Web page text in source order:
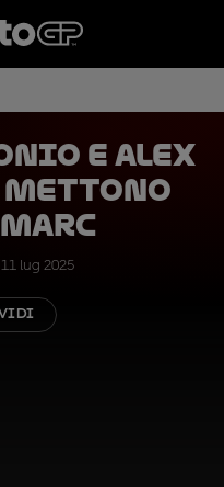
e Alex
mettono
11 lug 2025